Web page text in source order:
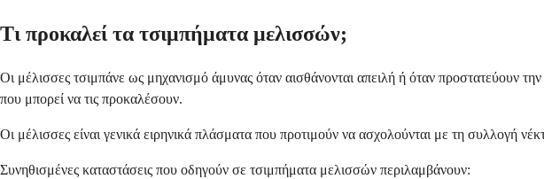
Τι προκαλεί τα τσιμπήματα μελισσών;
Οι μέλισσες τσιμπάνε ως μηχανισμό άμυνας όταν αισθάνονται απειλή ή όταν προστατεύουν
που μπορεί να τις προκαλέσουν.
Οι μέλισσες είναι γενικά ειρηνικά πλάσματα που προτιμούν να ασχολούνται με τη συλλογή
Συνηθισμένες καταστάσεις που οδηγούν σε τσιμπήματα μελισσών περιλαμβάνουν: